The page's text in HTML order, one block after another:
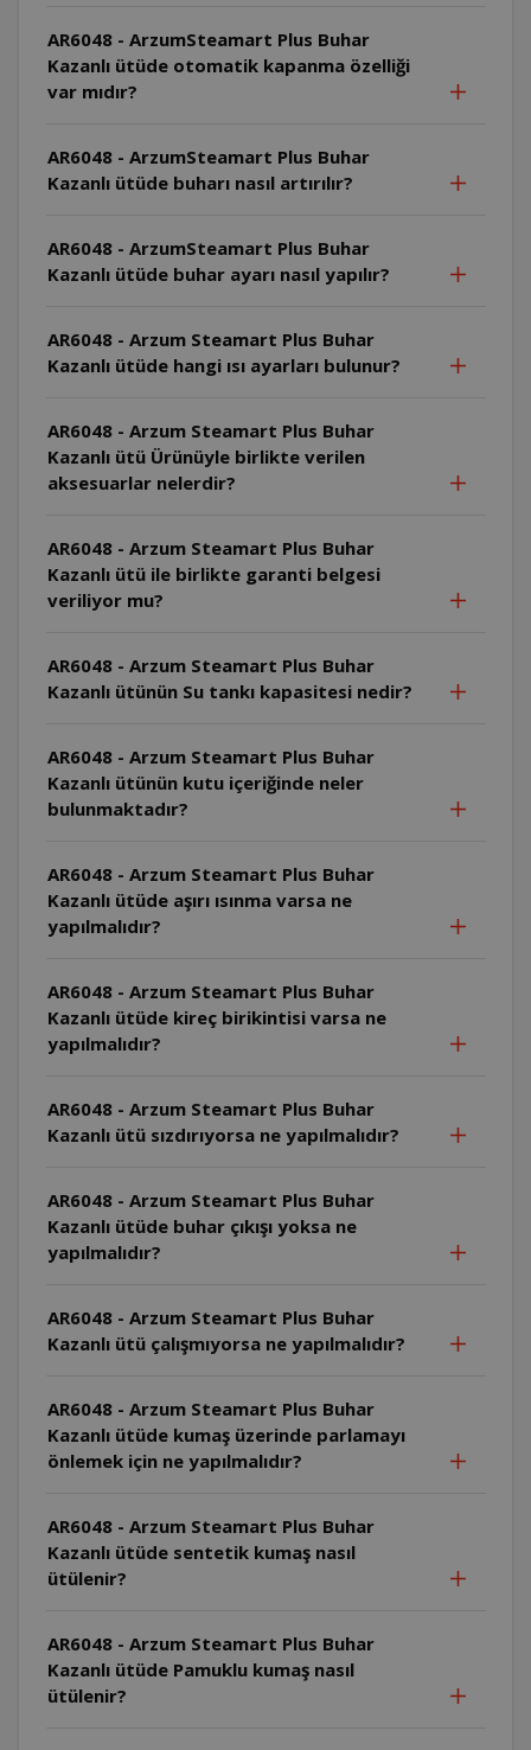
AR6048 - ArzumSteamart Plus Buhar
Kazanlı ütüde otomatik kapanma özelliği
var mıdır?
AR6048 - ArzumSteamart Plus Buhar
Kazanlı ütüde buharı nasıl artırılır?
AR6048 - ArzumSteamart Plus Buhar
Kazanlı ütüde buhar ayarı nasıl yapılır?
AR6048 - Arzum Steamart Plus Buhar
Kazanlı ütüde hangi ısı ayarları bulunur?
AR6048 - Arzum Steamart Plus Buhar
Kazanlı ütü Ürünüyle birlikte verilen
aksesuarlar nelerdir?
AR6048 - Arzum Steamart Plus Buhar
Kazanlı ütü ile birlikte garanti belgesi
veriliyor mu?
AR6048 - Arzum Steamart Plus Buhar
Kazanlı ütünün Su tankı kapasitesi nedir?
AR6048 - Arzum Steamart Plus Buhar
Kazanlı ütünün kutu içeriğinde neler
bulunmaktadır?
AR6048 - Arzum Steamart Plus Buhar
Kazanlı ütüde aşırı ısınma varsa ne
yapılmalıdır?
AR6048 - Arzum Steamart Plus Buhar
Kazanlı ütüde kireç birikintisi varsa ne
yapılmalıdır?
AR6048 - Arzum Steamart Plus Buhar
Kazanlı ütü sızdırıyorsa ne yapılmalıdır?
AR6048 - Arzum Steamart Plus Buhar
Kazanlı ütüde buhar çıkışı yoksa ne
yapılmalıdır?
AR6048 - Arzum Steamart Plus Buhar
Kazanlı ütü çalışmıyorsa ne yapılmalıdır?
AR6048 - Arzum Steamart Plus Buhar
Kazanlı ütüde kumaş üzerinde parlamayı
önlemek için ne yapılmalıdır?
AR6048 - Arzum Steamart Plus Buhar
Kazanlı ütüde sentetik kumaş nasıl
ütülenir?
AR6048 - Arzum Steamart Plus Buhar
Kazanlı ütüde Pamuklu kumaş nasıl
ütülenir?